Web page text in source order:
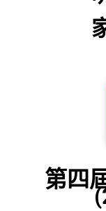
第四